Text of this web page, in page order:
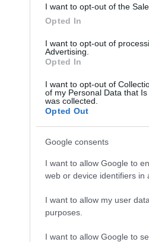
I want to opt-out of the
Opted In
I want to opt-out of
Advertising.
Opted In
I want to opt-out of
of my Personal Data that
was collected.
Opted Out
Google consents
I want to allow Google to
web or device identifiers in
I want to allow my user
purposes.
I want to allow Google to